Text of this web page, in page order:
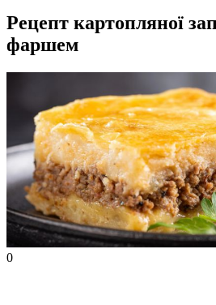
Рецепт картопляної
фаршем
0